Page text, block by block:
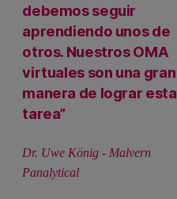
debemos seguir
aprendiendo unos de
otros. Nuestros OMA
virtuales son una gran
manera de lograr esta
tarea”
Dr. Uwe König - Malvern
Panalytical